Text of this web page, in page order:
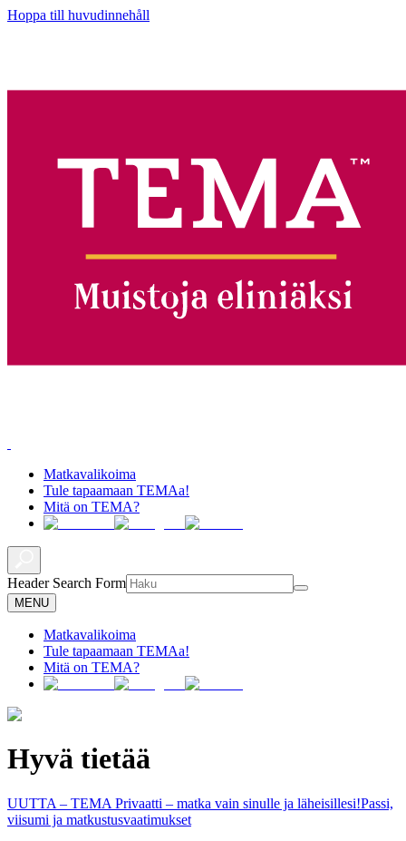
Hoppa till huvudinnehåll
Matkavalikoima
Tule tapaamaan TEMAa!
Mitä on TEMA?
Header Search Form
MENU
Matkavalikoima
Tule tapaamaan TEMAa!
Mitä on TEMA?
Hyvä tietää
UUTTA – TEMA Privaatti – matka vain sinulle ja läheisillesi!Passi,
viisumi ja matkustusvaatimukset